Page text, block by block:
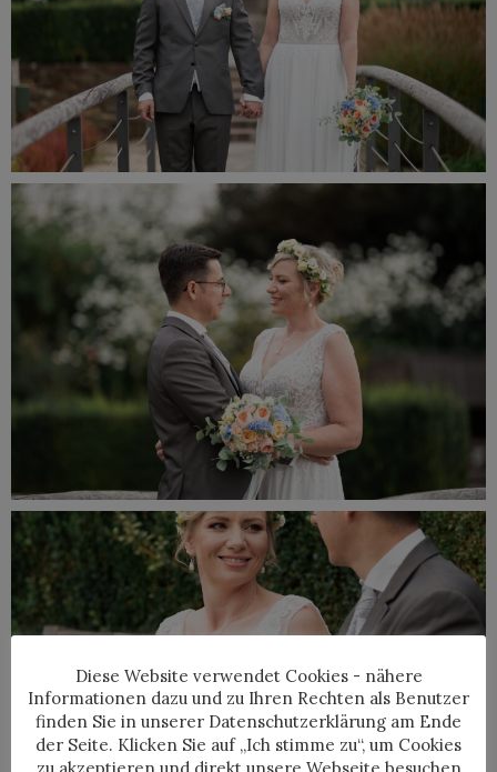
Diese Website verwendet Cookies - nähere
Informationen dazu und zu Ihren Rechten als Benutzer
finden Sie in unserer Datenschutzerklärung am Ende
der Seite. Klicken Sie auf „Ich stimme zu“, um Cookies
zu akzeptieren und direkt unsere Webseite besuchen